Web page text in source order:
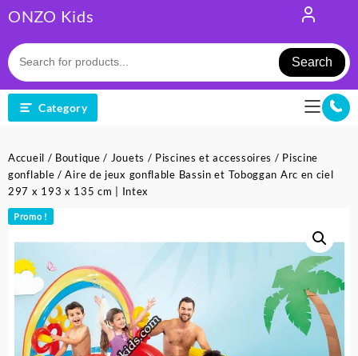
to
content
ONZO Kids
Search
Category
Accueil / Boutique / Jouets / Piscines et accessoires / Piscine
gonflable / Aire de jeux gonflable Bassin et Toboggan Arc en ciel
297 x 193 x 135 cm | Intex
Promo !